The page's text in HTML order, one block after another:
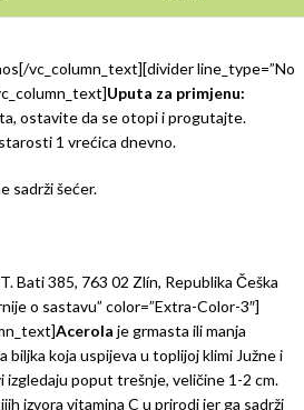
vc_column_text][divider line_type=”No
Uputa za primjenu:
ostavite da se otopi i progutajte.
1 vrećica dnevno.
sadrži šećer.
Bati 385, 763 02 Zlín, Republika Češka
o sastavu” color=”Extra-Color-3″]
Acerola je grmasta ili manja
biljka koja uspijeva u toplijoj klimi Južne i
izgledaju poput trešnje, veličine 1-2 cm.
izvora vitamina C u prirodi jer ga sadrži